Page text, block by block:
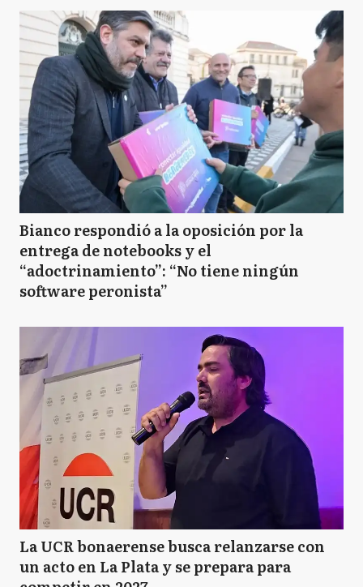
B Baradero
M Moreno
Bianco respondió a la oposición por la
entrega de notebooks y el
“adoctrinamiento”: “No tiene ningún
software peronista”
La UCR bonaerense busca relanzarse con
un acto en La Plata y se prepara para